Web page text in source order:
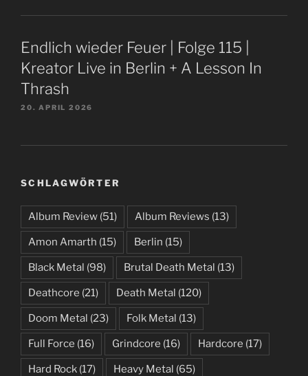
Endlich wieder Feuer | Folge 115 |
Kreator Live in Berlin + A Lesson In
Thrash
20. APRIL 2026
SCHLAGWÖRTER
Album Review (51) Album Reviews (13)
Amon Amarth (15) Berlin (15)
Black Metal (98) Brutal Death Metal (13)
Deathcore (21) Death Metal (120)
Doom Metal (23) Folk Metal (13)
Full Force (16) Grindcore (16) Hardcore (17)
Hard Rock (17) Heavy Metal (65)